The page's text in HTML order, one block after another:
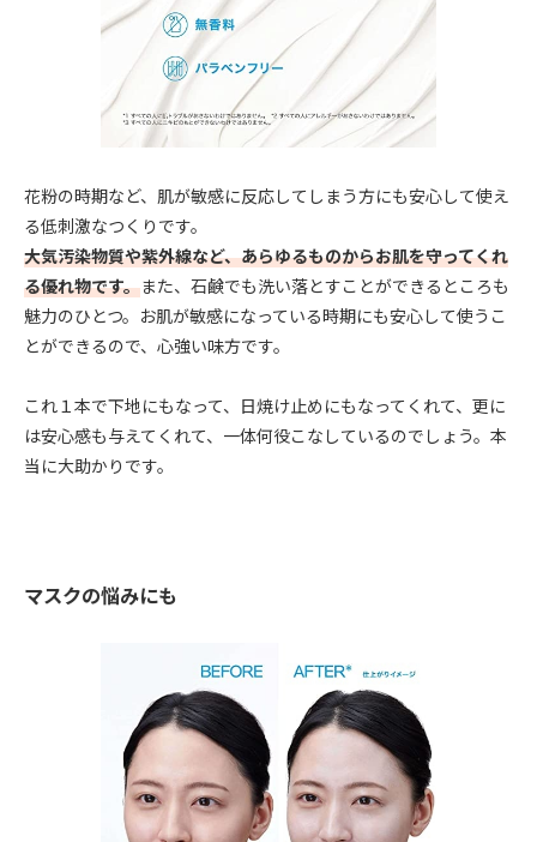
花粉の時期など、肌が敏感に反応してしまう方にも安心して使え
る低刺激なつくりです。
大気汚染物質や紫外線など、あらゆるものからお肌を守ってくれ
る優れ物です。また、石鹸でも洗い落とすことができるところも
魅力のひとつ。お肌が敏感になっている時期にも安心して使うこ
とができるので、心強い味方です。
これ１本で下地にもなって、日焼け止めにもなってくれて、更に
は安心感も与えてくれて、一体何役こなしているのでしょう。本
当に大助かりです。
マスクの悩みにも